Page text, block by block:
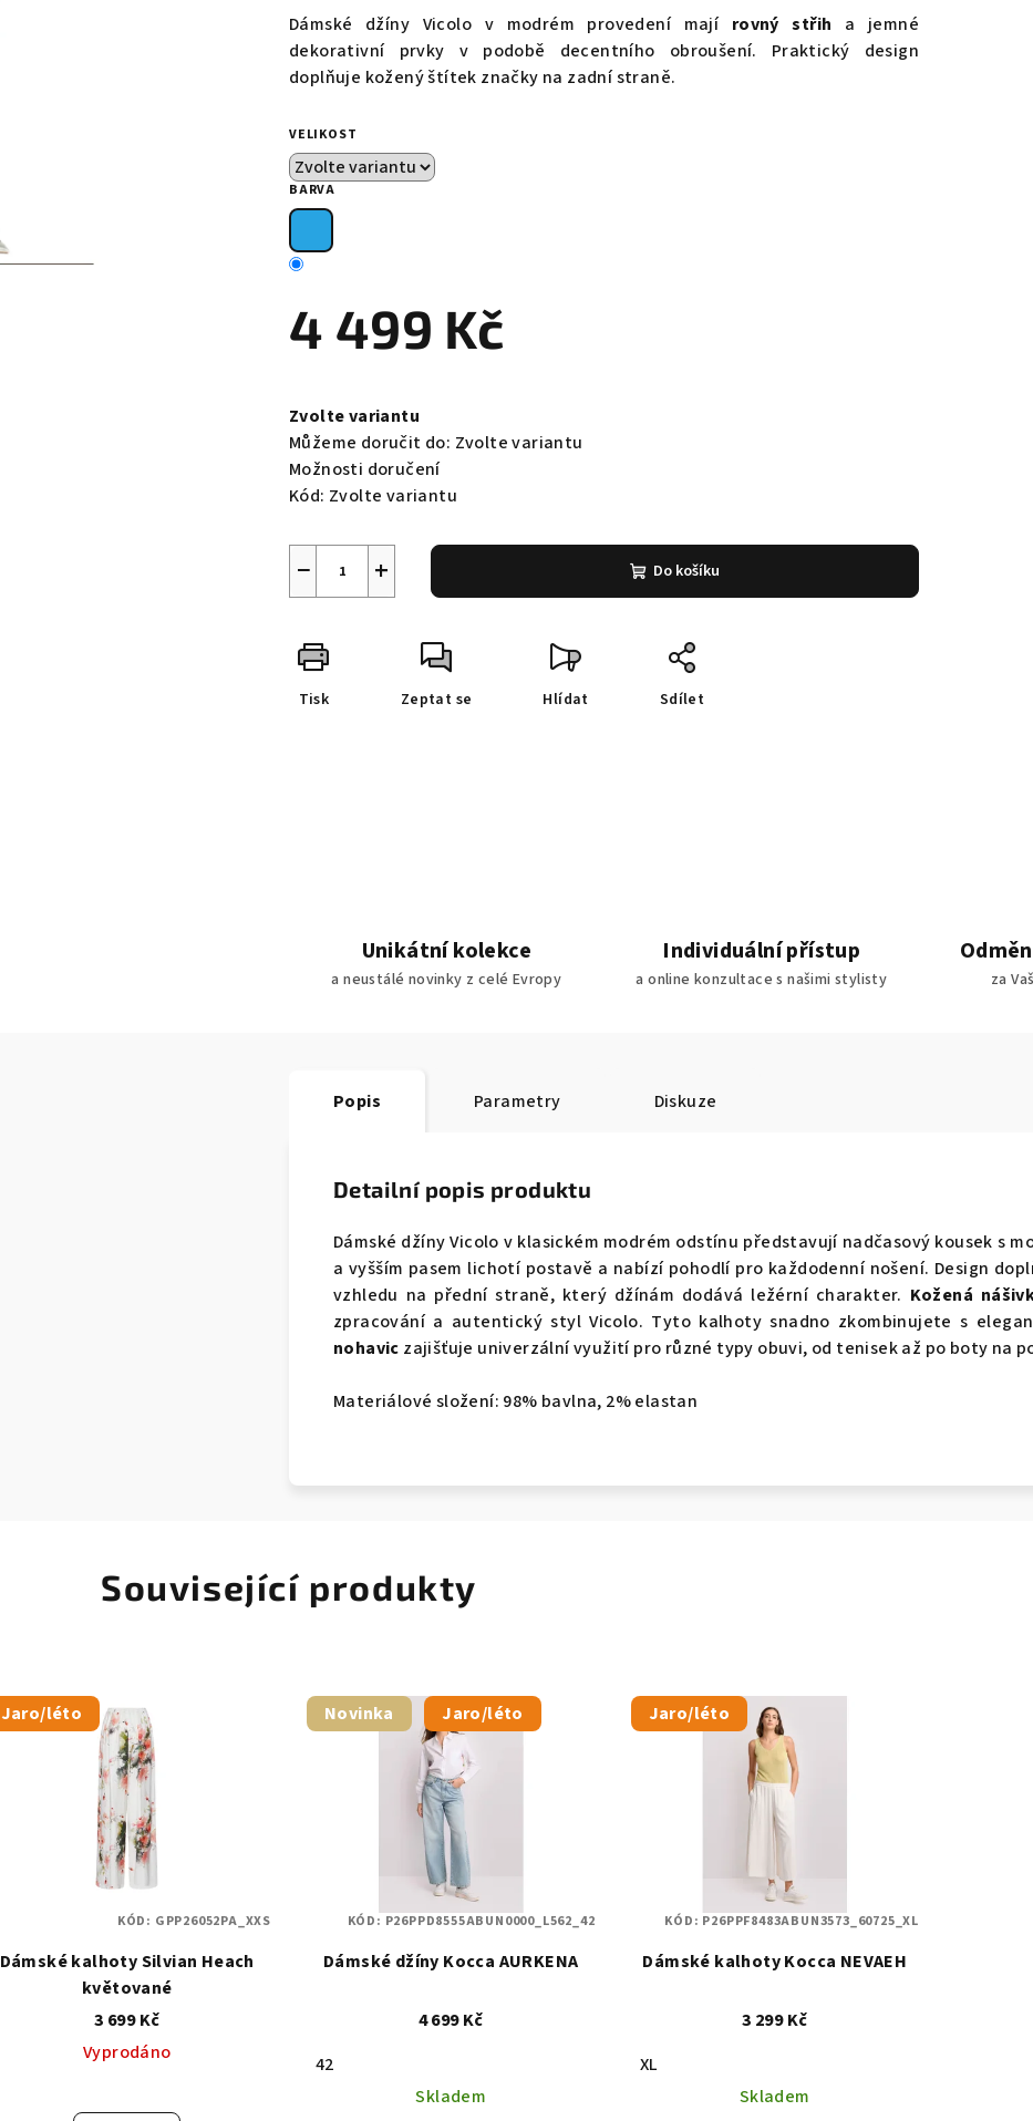
produktu
je
0,0
hvězdiček.
Dámské džíny Vicolo v modrém provedení mají rovný střih a jemné
dekorativní prvky v podobě decentního obroušení. Praktický design
doplňuje kožený štítek značky na zadní straně.
VELIKOST
BARVA
4 499 Kč
cena:
Zvolte variantu
Můžeme doručit do: Zvolte variantu
Možnosti doručení
Kód: Zvolte variantu
+
− Do košíku
Tisk Zeptat se Hlídat Sdílet
Unikátní kolekce
a neustálé novinky z celé Evropy
Individuální přístup
a online konzultace s našimi stylisty za
Popis Parametry Diskuze
Detailní popis produktu
Dámské džíny Vicolo v klasickém modrém odstínu představují nadčasový kousek s
a vyšším pasem lichotí postavě a nabízí pohodlí pro každodenní nošení. Design
vzhledu na přední straně, který džínám dodává ležérní charakter. Kožená
zpracování a autentický styl Vicolo. Tyto kalhoty snadno zkombinujete s
nohavic zajišťuje univerzální využití pro různé typy obuvi, od tenisek až po boty na
Materiálové složení: 98% bavlna, 2% elastan
Související produkty
Jaro/léto
Dámské kalhoty Silvian Heach
květované
3 699 Kč
Vyprodáno
KÓD: GPP26052PA_XXS
Novinka Jaro/léto
Dámské džíny Kocca AURKENA
4 699 Kč
42
Skladem
KÓD: P26PPD8555ABUN0000_L562_42
Jaro/léto
Dámské kalhoty Kocca NEVAEH
3 299 Kč
XL
Skladem
KÓD: P26PPF8483ABUN3573_60725_XL